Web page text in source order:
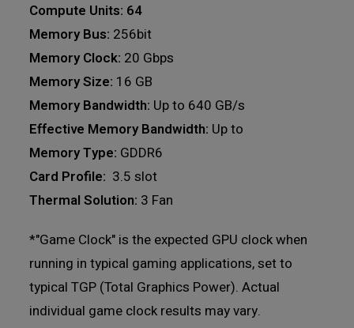
Compute Units: 64
Memory Bus: 256bit
Memory Clock: 20 Gbps
Memory Size: 16 GB
Memory Bandwidth: Up to 640 GB/s
Effective Memory Bandwidth: Up to
Memory Type: GDDR6
Card Profile: 3.5 slot
Thermal Solution: 3 Fan
*"Game Clock" is the expected GPU clock when
running in typical gaming applications, set to
typical TGP (Total Graphics Power). Actual
individual game clock results may vary.